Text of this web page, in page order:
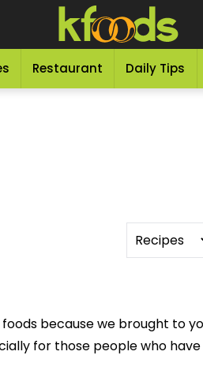
Restaurant Daily Tips
because we brought to
for those people who